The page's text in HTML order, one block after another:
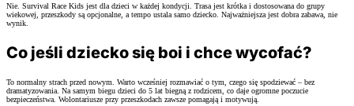
Nie. Survival Race Kids jest dla dzieci w każdej kondycji. Trasa jest krótka i dostosowana do grupy
wiekowej, przeszkody są opcjonalne, a tempo ustala samo dziecko. Najważniejsza jest dobra zabawa, nie
wynik.
Co jeśli dziecko się boi i chce wycofać?
To normalny strach przed nowym. Warto wcześniej rozmawiać o tym, czego się spodziewać – bez
dramatyzowania. Na samym biegu dzieci do 5 lat biegną z rodzicem, co daje ogromne poczucie
bezpieczeństwa. Wolontariusze przy przeszkodach zawsze pomagają i motywują.